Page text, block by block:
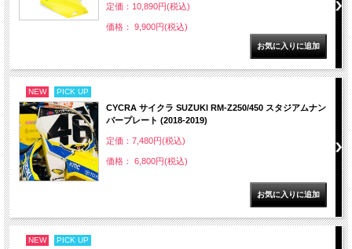
定価：10,890円(税込)
価格： 9,900円(税込)
NEW PICK UP
CYCRA サイクラ SUZUKI RM-Z250/450 スタジアムナン
バープレート (2018-2019)
定価：7,480円(税込)
価格： 6,800円(税込)
NEW PICK UP